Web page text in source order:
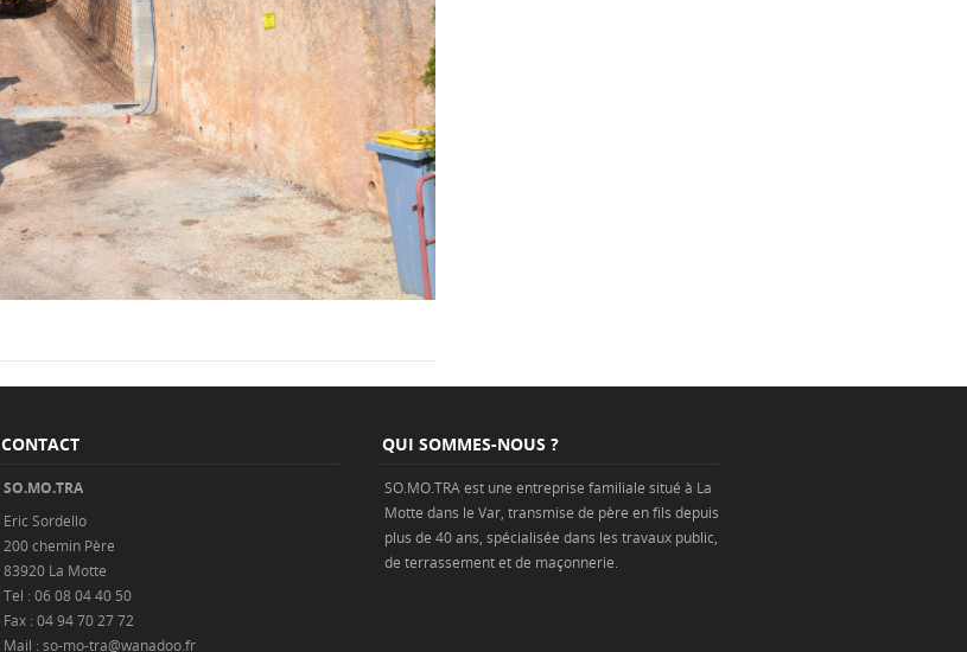
CONTACT
SO.MO.TRA
Eric Sordello
200 chemin Père
83920 La Motte
Tel : 06 08 04 40 50
Fax : 04 94 70 27 72
Mail : so-mo-tra@wanadoo.fr
QUI SOMMES-NOUS ?
SO.MO.TRA est une entreprise familiale situé à La
Motte dans le Var, transmise de père en fils depuis
plus de 40 ans, spécialisée dans les travaux public
de terrassementet de maçonnerie